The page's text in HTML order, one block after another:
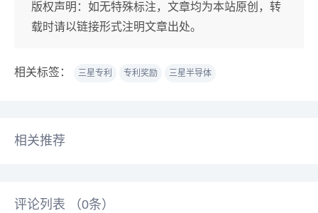
版权声明： 如无特殊标注，文章均为本站原创，转
载时请以链接形式注明文章出处。
相关标签： 三星专利 专利奖励 三星半导体
相关推荐
评论列表 （0条）